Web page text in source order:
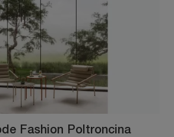
Fashion Poltroncina